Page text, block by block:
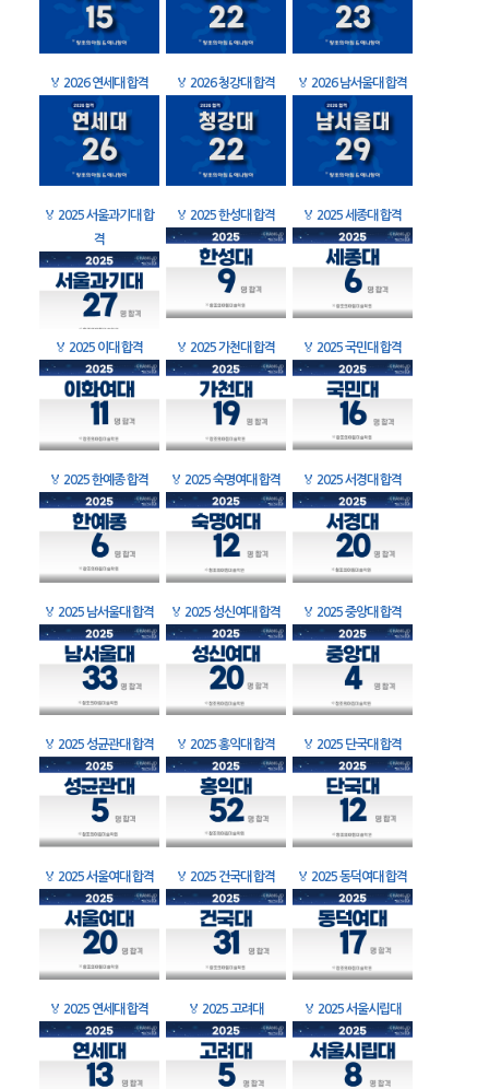
🏅 2026 연세대 합격 🏅 2026 청강대 합격 🏅 2026 남서울대 합격
🏅 2025 서울과기대 합
격
🏅 2025 한성대 합격 🏅 2025 세종대 합격
🏅 2025 이대 합격 🏅 2025 가천대 합격 🏅 2025 국민대 합격
🏅 2025 한예종 합격 🏅 2025 숙명여대 합격 🏅 2025 서경대 합격
🏅 2025 남서울대 합격 🏅 2025 성신여대 합격 🏅 2025 중앙대 합격
🏅 2025 성균관대 합격 🏅 2025 홍익대 합격 🏅 2025 단국대 합격
🏅 2025 서울여대 합격 🏅 2025 건국대 합격 🏅 2025 동덕여대 합격
🏅 2025 연세대 합격 🏅 2025 고려대 🏅 2025 서울시립대